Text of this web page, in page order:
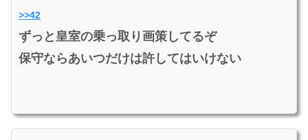
>>42
ずっと皇室の乗っ取り画策してるぞ
保守ならあいつだけは許してはいけない